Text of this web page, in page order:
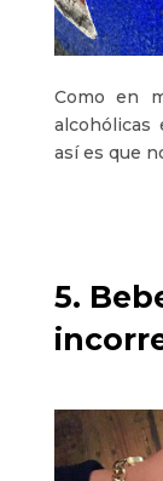
Como en
así es que
5.